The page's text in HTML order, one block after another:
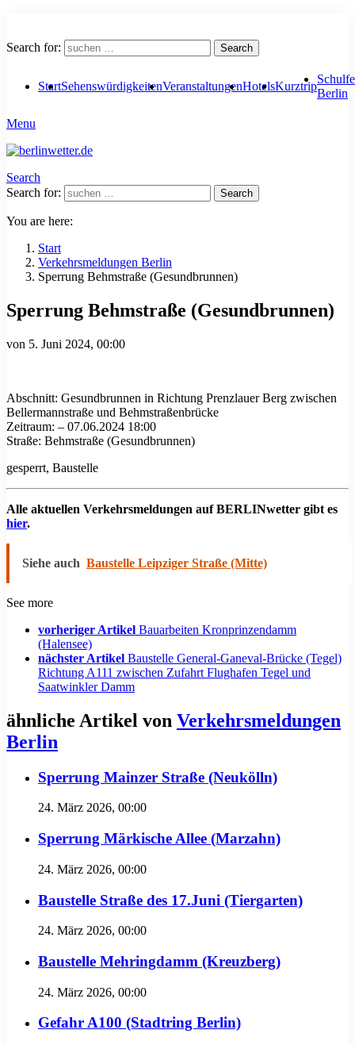
Search for: Search
StartSehenswürdigkeitenVeranstaltungenHotelsKurztrip
Berlin
Menu
Search
Search for:
Search
You are here:
Start
Verkehrsmeldungen Berlin
Sperrung Behmstraße (Gesundbrunnen)
Sperrung Behmstraße (Gesundbrunnen)
von 5. Juni 2024, 00:00
Abschnitt: Gesundbrunnen in Richtung Prenzlauer Berg zwischen
Bellermannstraße und Behmstraßenbrücke
Zeitraum: – 07.06.2024 18:00
Straße: Behmstraße (Gesundbrunnen)
gesperrt, Baustelle
Alle aktuellen Verkehrsmeldungen auf BERLINwetter gibt es
hier.
Siehe auch Baustelle Leipziger Straße (Mitte)
See more
vorheriger Artikel Bauarbeiten Kronprinzendamm
(Halensee)
nächster Artikel Baustelle General-Ganeval-Brücke (Tegel)
Richtung A111 zwischen Zufahrt Flughafen Tegel und
Saatwinkler Damm
ähnliche Artikel von Verkehrsmeldungen
Berlin
Sperrung Mainzer Straße (Neukölln)
24. März 2026, 00:00
Sperrung Märkische Allee (Marzahn)
24. März 2026, 00:00
Baustelle Straße des 17.Juni (Tiergarten)
24. März 2026, 00:00
Baustelle Mehringdamm (Kreuzberg)
24. März 2026, 00:00
Gefahr A100 (Stadtring Berlin)